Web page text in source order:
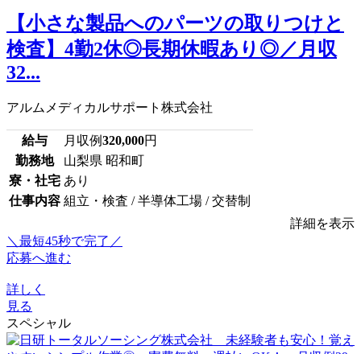
【小さな製品へのパーツの取りつけと
検査】4勤2休◎長期休暇あり◎／月収
32...
アルムメディカルサポート株式会社
給与 月収例320,000円
勤務地
山梨県 昭和町
寮・社宅 あり
仕事内容 組立・検査 / 半導体工場 / 交替制
詳細を表示
＼最短45秒で完了／
応募へ進む
詳しく
見る
スペシャル